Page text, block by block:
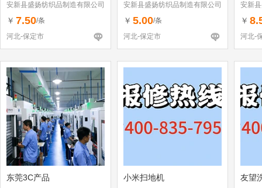
安新县盛扬纺织品制造有限公司
￥ 7.50/条
河北-保定市
安新县盛扬纺织品制造有限公司
￥ 5.00/条
河北-保定市
安新
￥
河北-
东莞3C产品 小米扫地机 友望